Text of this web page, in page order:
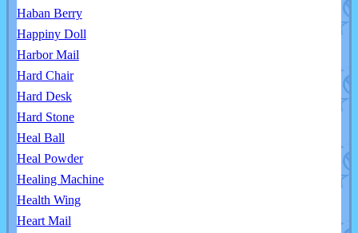
Haban Berry
Happiny Doll
Harbor Mail
Hard Chair
Hard Desk
Hard Stone
Heal Ball
Heal Powder
Healing Machine
Health Wing
Heart Mail